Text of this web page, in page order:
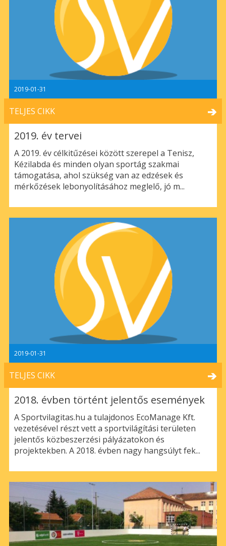
2019-01-31
TELJES CIKK
2019. év tervei
A 2019. év célkitűzései között szerepel a Tenisz,
Kézilabda és minden olyan sportág szakmai
támogatása, ahol szükség van az edzések és
mérkőzések lebonyolításához meglelő, jó m...
2019-01-31
TELJES CIKK
2018. évben történt jelentős események
A Sportvilagitas.hu a tulajdonos EcoManage Kft.
vezetésével részt vett a sportvilágítási területen
jelentős közbeszerzési pályázatokon és
projektekben. A 2018. évben nagy hangsúlyt fek...